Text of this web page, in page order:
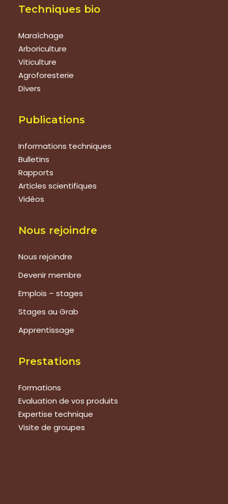
Techniques bio
Maraîchage
Arboriculture
Viticulture
Agroforesterie
Divers
Publications
Informations techniques
Bulletins
Rapports
Articles scientifiques
Vidéos
Nous rejoindre
Nous rejoindre
Devenir membre
Emplois – stages
Stages au Grab
Apprentissage
Prestations
Formations
Evaluation de vos produits
Expertise technique
Visite de groupes